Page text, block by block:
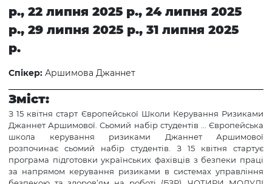
р., 22 липня 2025 р., 24 липня 2025
р., 29 липня 2025 р., 31 липня 2025
р.
Спікер: Аршимова Джаннет
Зміст:
З 15 квітня старт Європейської Школи Керування Ризиками
Джаннет Аршимової. Сьомий набір студентів ... Європейська
школа керування ризиками Джаннет Аршимової
розпочинає сьомий набір студентів. З 15 квітня стартує
програма підготовки українських фахівців з безпеки праці
за напрямом керування ризиками в системах управління